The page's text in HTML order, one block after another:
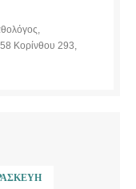
Κορίνθου 293,